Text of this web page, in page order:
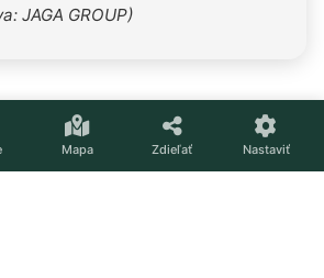
JAGA GROUP)
Mapa Zdieľať Nastaviť